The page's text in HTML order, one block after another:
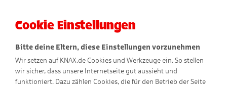
Cookie Einstellungen
Bitte deine Eltern, diese Einstellungen vorzunehmen
Wir setzen auf KNAX.de Cookies und Werkzeuge ein. So stellen
wir sicher, dass unsere Internetseite gut aussieht und
funktioniert. Dazu zählen Cookies, die für den Betrieb der Seite